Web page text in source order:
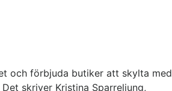
och förbjuda butiker att skylta med
skriver Kristina Sparreljung,